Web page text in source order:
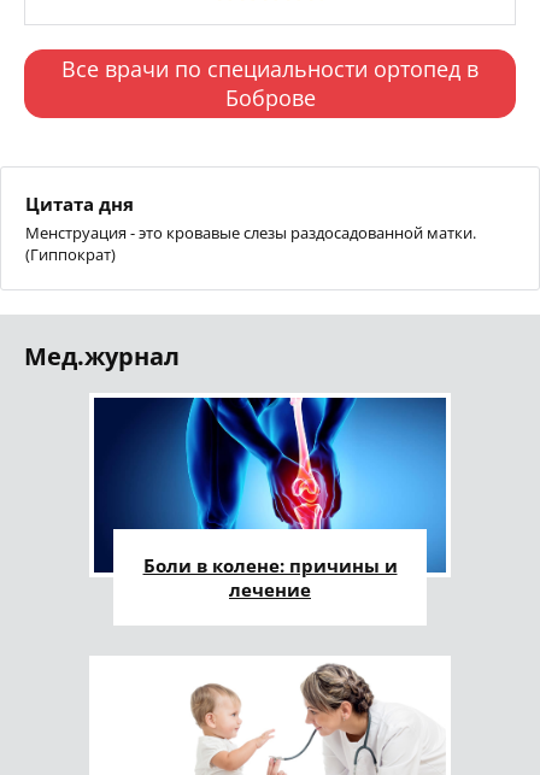
Все врачи по специальности ортопед в
Боброве
Цитата дня
Менструация - это кровавые слезы раздосадованной матки.
(Гиппократ)
Мед.журнал
Боли в колене: причины и
лечение